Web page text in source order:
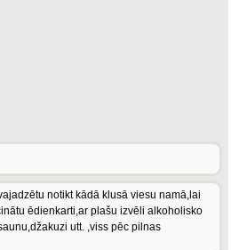
notikt kādā klusā viesu namā,lai
ēdienkarti,ar plašu izvēli alkoholisko
utt. ,viss pēc pilnas